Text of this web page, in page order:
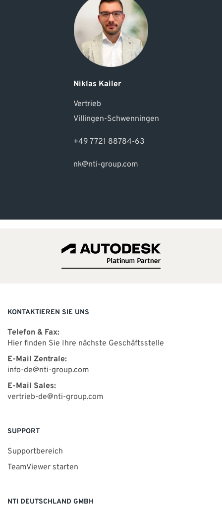
Niklas Kailer
Vertrieb
Villingen-Schwenningen
+49 7721 88784-63
nk@nti-group.com
KONTAKTIEREN SIE UNS
Telefon & Fax:
Hier finden Sie Ihre nächste Geschäftsstelle
E-Mail Zentrale:
info-de@nti-group.com
E-Mail Sales:
vertrieb-de@nti-group.com
SUPPORT
Supportbereich
TeamViewer starten
NTI DEUTSCHLAND GMBH